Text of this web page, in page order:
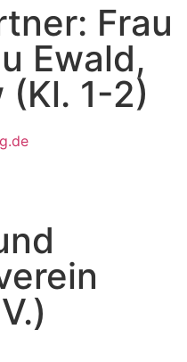
Frau
Ewald,
(Kl. 1-2)